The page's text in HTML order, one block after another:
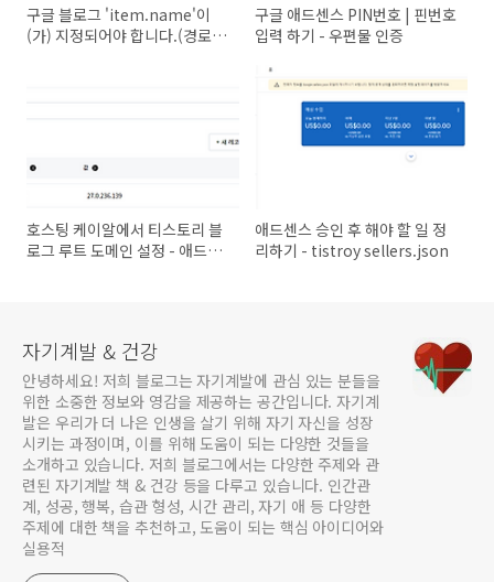
구글 블로그 'item.name'이
(가) 지정되어야 합니다.(경로:
구글 애드센스 PIN번호 | 핀번호
입력 하기 - 우편물 인증
호스팅 케이알에서 티스토리 블
로그 루트 도메인 설정 - 애드센
애드센스 승인 후 해야 할 일 정
리하기 - tistroy sellers.json
자기계발 & 건강
안녕하세요! 저희 블로그는 자기계발에 관심 있는 분들을
위한 소중한 정보와 영감을 제공하는 공간입니다. 자기계
발은 우리가 더 나은 인생을 살기 위해 자기 자신을 성장
시키는 과정이며, 이를 위해 도움이 되는 다양한 것들을
소개하고 있습니다. 저희 블로그에서는 다양한 주제와 관
련된 자기계발 책 & 건강 등을 다루고 있습니다. 인간관
계, 성공, 행복, 습관 형성, 시간 관리, 자기 애 등 다양한
주제에 대한 책을 추천하고, 도움이 되는 핵심 아이디어와
실용적